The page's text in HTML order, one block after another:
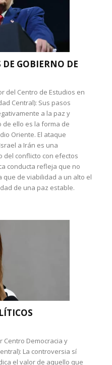
DE GOBIERNO DE
del Centro de Estudios en
Central): Sus pasos
a la paz y
de ello es la forma de
Oriente. El ataque
a Irán es una
del conflicto con efectos
conducta refleja que no
de viabilidad a un alto el
de una paz estable.
Centro Democracia y
La controversia sí
el valor de aquello que